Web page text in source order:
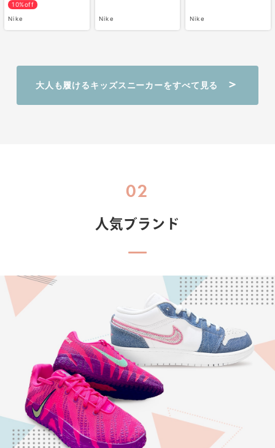
10%off
Nike Nike Nike
大人も履けるキッズスニーカーをすべて見る
02
人気ブランド